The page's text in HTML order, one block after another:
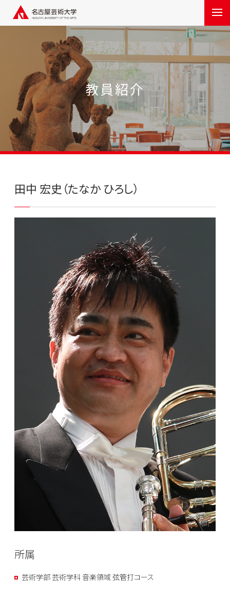
教員紹介
田中 宏史（たなか ひろし）
所属
芸術学部 芸術学科 音楽領域 弦管打コース